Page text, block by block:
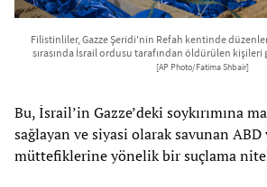
Filistinliler, Gazze Şeridi'nin Refah kentinde
sırasında İsrail ordusu tarafından öldürülen kişileri
[AP Photo/Fatima Shbair]
Bu, İsrail’in Gazze’deki soykırımına
sağlayan ve siyasi olarak savunan
müttefiklerine yönelik bir suçlama